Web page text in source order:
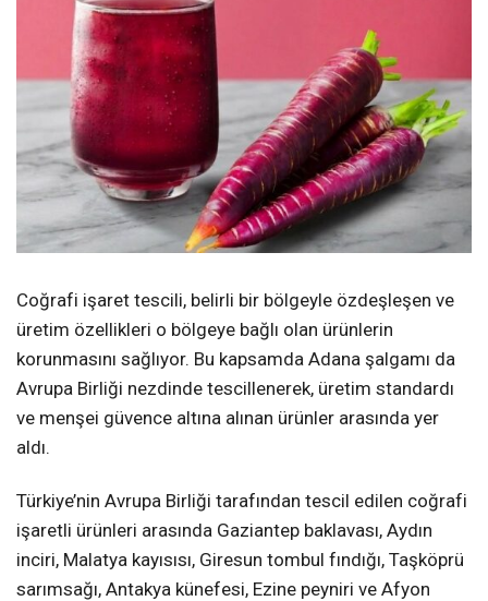
Coğrafi işaret tescili, belirli bir bölgeyle özdeşleşen ve
üretim özellikleri o bölgeye bağlı olan ürünlerin
korunmasını sağlıyor. Bu kapsamda Adana şalgamı da
Avrupa Birliği nezdinde tescillenerek, üretim standardı
ve menşei güvence altına alınan ürünler arasında yer
aldı.
Türkiye’nin Avrupa Birliği tarafından tescil edilen coğrafi
işaretli ürünleri arasında Gaziantep baklavası, Aydın
inciri, Malatya kayısısı, Giresun tombul fındığı, Taşköprü
sarımsağı, Antakya künefesi, Ezine peyniri ve Afyon